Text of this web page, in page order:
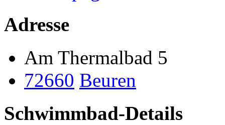
Adresse
Am Thermalbad 5
72660 Beuren
Schwimmbad-Details